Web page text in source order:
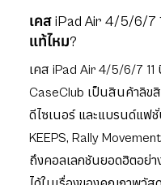
เคส iPad Air 4/5/6/7
แท้ไหม?
เคส iPad Air 4/5/6/7
CaseClub เป็นสินค้าลิข
ดีไซเนอร์ และแบรนด์แฟชั่นชื่อดังมากมาย เช่น maison
KEEPS, Rally
ถึงคอลเลกชันยอดฮิตอย่